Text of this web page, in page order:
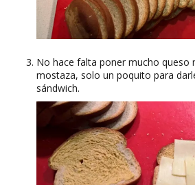
No hace falta poner mucho queso
mostaza, solo un poquito para
sándwich.